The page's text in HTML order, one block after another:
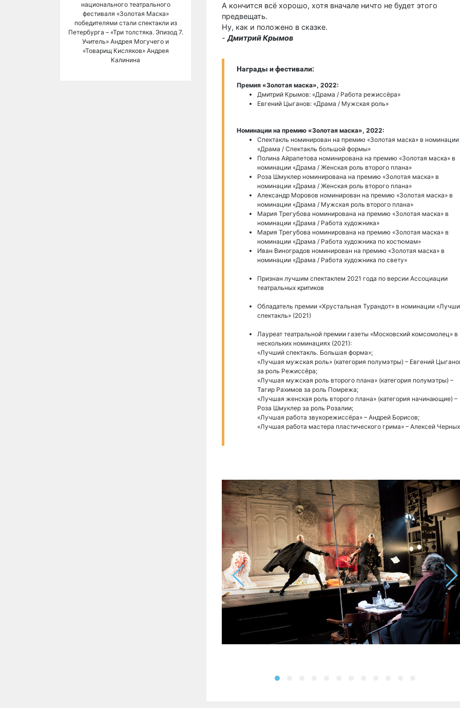
А кончится всё хорошо, хотя вначале ничто не будет этого
предвещать.
Ну, как и положено в сказке.
- Дмитрий Крымов
Награды и фестивали:
Премия «Золотая маска», 2022:
Дмитрий Крымов: «Драма / Работа режиссёра»
Евгений Цыганов: «Драма / Мужская роль»
Номинации на премию «Золотая маска», 2022:
Спектакль номинирован на премию «Золотая маска» в номинации
«Драма / Спектакль большой формы»
Полина Айрапетова номинирована на премию «Золотая маска» в
номинации «Драма / Женская роль второго плана»
Роза Шмуклер номинирована на премию «Золотая маска» в
номинации «Драма / Женская роль второго плана»
Александр Моровов номинирован на премию «Золотая маска» в
номинации «Драма / Мужская роль второго плана»
Мария Трегубова номинирована на премию «Золотая маска» в
номинации «Драма / Работа художника»
Мария Трегубова номинирована на премию «Золотая маска» в
номинации «Драма / Работа художника по костюмам»
Иван Виноградов номинирован на премию «Золотая маска» в
номинации «Драма / Работа художника по свету»
Признан лучшим спектаклем 2021 года по версии Ассоциации
театральных критиков
Обладатель премии «Хрустальная Турандот» в номинации
спектакль» (2021)
Лауреат театральной премии газеты «Московский комсомолец» в
нескольких номинациях (2021):
«Лучший спектакль. Большая форма»;
«Лучшая мужская роль» (категория полумэтры) – Евгений
за роль Режиссёра;
«Лучшая мужская роль второго плана» (категория полумэтры) –
Тагир Рахимов за роль Помрежа;
«Лучшая женская роль второго плана» (категория начинающие) –
Роза Шмуклер за роль Розалии;
«Лучшая работа звукорежиссёра» – Андрей Борисов;
«Лучшая работа мастера пластического грима» – Алексей
национального театрального
фестиваля «Золотая Маска»
победителями стали спектакли из
Петербурга – «Три толстяка. Эпизод 7.
Учитель» Андрея Могучего и
«Товарищ Кисляков» Андрея
Калинина